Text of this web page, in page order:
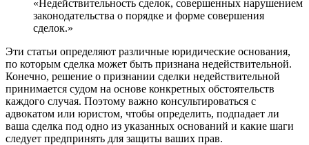
«Недействительность сделок, совершенных нарушением
законодательства о порядке и форме совершения
сделок.»
Эти статьи определяют различные юридические основания,
по которым сделка может быть признана недействительной.
Конечно, решение о признании сделки недействительной
принимается судом на основе конкретных обстоятельств
каждого случая. Поэтому важно консультироваться с
адвокатом или юристом, чтобы определить, подпадает ли
ваша сделка под одно из указанных оснований и какие шаги
следует предпринять для защиты ваших прав.